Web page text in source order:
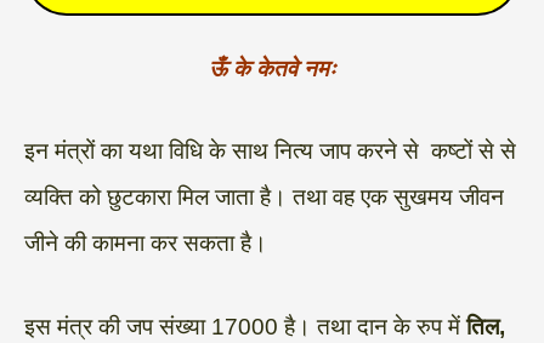
ऊँ के केतवे नमः
इन मंत्रों का यथा विधि के साथ नित्य जाप करने से कष्टों से से
व्यक्ति को छुटकारा मिल जाता है। तथा वह एक सुखमय जीवन
जीने की कामना कर सकता है।
इस मंत्र की जप संख्या 17000 है। तथा दान के रुप मेंतिल,